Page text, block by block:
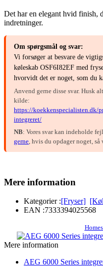
Det har en elegant hvid finish,
indretninger.
Om spørgsmål og svar:
Vi forsøger at besvare de
køleskab OSF6I82EF med
hvorvidt det er noget, som du
Anvend gerne disse svar. Husk
kilde:
https://koekkenspecialisten.dk/
integreret/
NB: Vores svar kan indeholde
gerne , hvis du opdager noget,
Mere information
Kategorier :[Fryser]
EAN :7333394025568
Mere information
AEG 6000 Series